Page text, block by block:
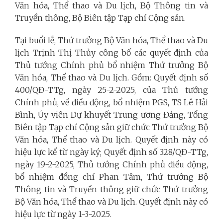
Văn hóa, Thể thao và Du lịch, Bộ Thông tin và
Truyền thông, Bộ Biên tập Tạp chí Cộng sản.
Tại buổi lễ, Thứ trưởng Bộ Văn hóa, Thể thao và Du
lịch Trịnh Thị Thủy công bố các quyết định của
Thủ tướng Chính phủ bổ nhiệm Thứ trưởng Bộ
Văn hóa, Thể thao và Du lịch. Gồm: Quyết định số
400/QĐ-TTg, ngày 25-2-2025, của Thủ tướng
Chính phủ, về điều động, bổ nhiệm PGS, TS Lê Hải
Bình, Ủy viên Dự khuyết Trung ương Đảng, Tổng
Biên tập Tạp chí Cộng sản giữ chức Thứ trưởng Bộ
Văn hóa, Thể thao và Du lịch. Quyết định này có
hiệu lực kể từ ngày ký; Quyết định số 328/QĐ-TTg,
ngày 19-2-2025, Thủ tướng Chính phủ điều động,
bổ nhiệm đồng chí Phan Tâm, Thứ trưởng Bộ
Thông tin và Truyền thông giữ chức Thứ trưởng
Bộ Văn hóa, Thể thao và Du lịch. Quyết định này có
hiệu lực từ ngày 1-3-2025.